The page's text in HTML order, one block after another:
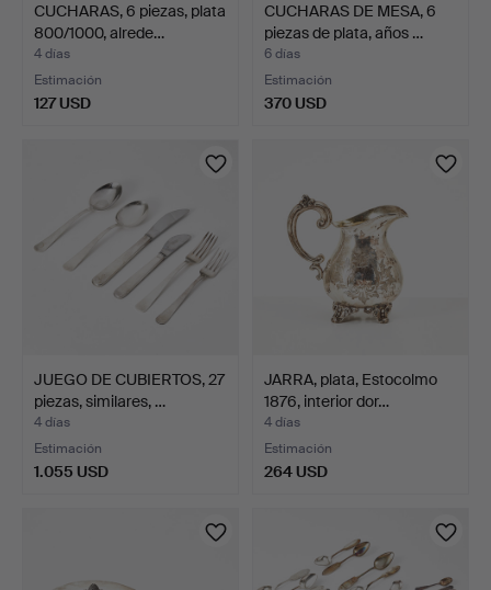
CUCHARAS, 6 piezas, plata
800/1000, alrede…
4 días
Estimación
127 USD
CUCHARAS DE MESA, 6
piezas de plata, años …
6 días
Estimación
370 USD
JUEGO DE CUBIERTOS, 27
piezas, similares, …
4 días
Estimación
1.055 USD
JARRA, plata, Estocolmo
1876, interior dor…
4 días
Estimación
264 USD